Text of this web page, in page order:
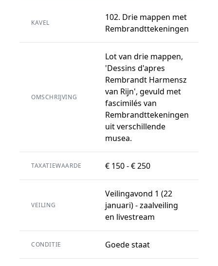
KAVEL
102. Drie mappen met
Rembrandttekeningen
OMSCHRIJVING
Lot van drie mappen,
'Dessins d'apres
Rembrandt Harmensz
van Rijn', gevuld met
fascimilés van
Rembrandttekeningen
uit verschillende
musea.
TAXATIEWAARDE € 150 - € 250
VEILING
Veilingavond 1 (22
januari) - zaalveiling
en livestream
CONDITIE Goede staat